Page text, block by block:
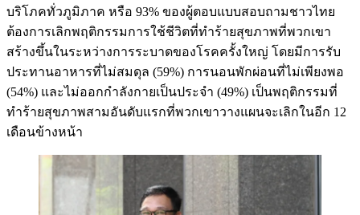
บริโภคทั่วภูมิภาค หรือ 93% ของผู้ตอบแบบสอบถามชาวไทย
ต้องการเลิกพฤติกรรมการใช้ชีวิตที่ทำร้ายสุขภาพที่พวกเขา
สร้างขึ้นในระหว่างการระบาดของโรคครั้งใหญ่ โดยมีการรับ
ประทานอาหารที่ไม่สมดุล (59%) การนอนพักผ่อนที่ไม่เพียงพอ
(54%) และไม่ออกกำลังกายเป็นประจำ (49%) เป็นพฤติกรรมที่
ทำร้ายสุขภาพสามอันดับแรกที่พวกเขาวางแผนจะเลิกในอีก 12
เดือนข้างหน้า